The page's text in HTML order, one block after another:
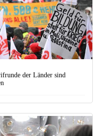
Kolleginnen und Kollegen der
Streiktag Bildung vor dem
dpa | Hendrik Schmidt)
der Länder sind